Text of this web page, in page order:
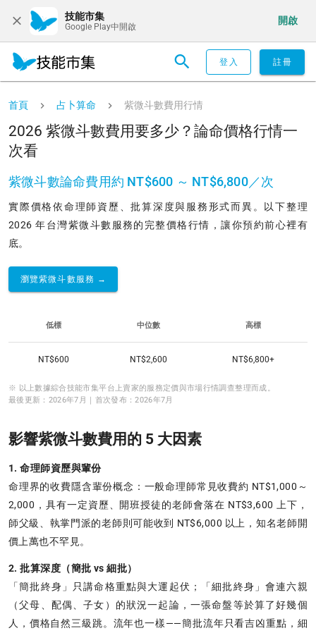
技能市集
Google Play中開啟
開啟
登入 註冊
首頁 占卜算命 紫微斗數費用行情
2026 紫微斗數費用要多少？論命價格行情一
次看
紫微斗數論命費用約 NT$600 ～ NT$6,800／次
實際價格依命理師資歷、批算深度與服務形式而異。以下整理
2026 年台灣紫微斗數服務的完整價格行情，讓你預約前心裡有
底。
瀏覽紫微斗數服務 →
低標 中位數 高標
NT$600 NT$2,600 NT$6,800+
※ 以上數據綜合技能市集平台上賣家的服務定價與市場行情調查整理而成。
最後更新：2026年7月｜首次發布：2026年7月
影響紫微斗數費用的 5 大因素
1. 命理師資歷與輩份
命理界的收費隱含輩份概念：一般命理師常見收費約 NT$1,000～
2,000，具有一定資歷、開班授徒的老師會落在 NT$3,600 上下，
師父級、執掌門派的老師則可能收到 NT$6,000 以上，知名老師開
價上萬也不罕見。
2. 批算深度（簡批 vs 細批）
「簡批終身」只講命格重點與大運起伏；「細批終身」會連六親
（父母、配偶、子女）的狀況一起論，一張命盤等於算了好幾個
人，價格自然三級跳。流年也一樣——簡批流年只看吉凶重點，細